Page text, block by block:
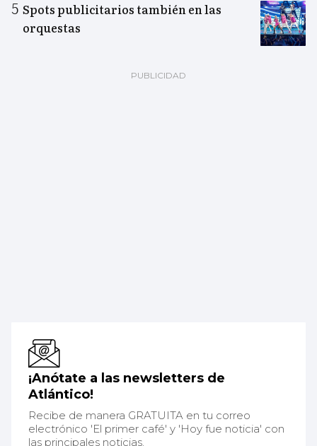
Spots publicitarios también en las
orquestas
¡Anótate a las newsletters de
Atlántico!
Recibe de manera GRATUITA en tu correo
electrónico 'El primer café' y 'Hoy fue noticia' con
las principales noticias.